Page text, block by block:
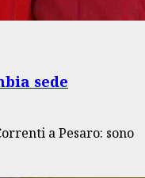
sede
a Pesaro: sono